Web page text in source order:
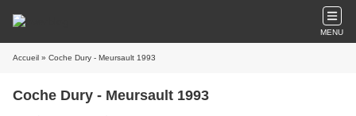
MENU
Accueil » Coche Dury - Meursault 1993
Coche Dury - Meursault 1993